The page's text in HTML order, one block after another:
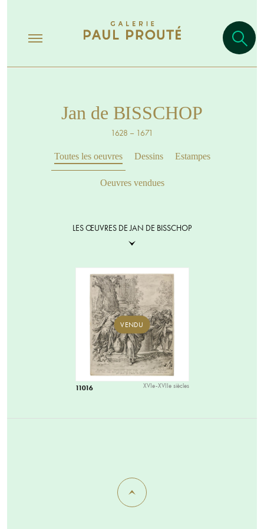
Jan de BISSCHOP
1628 – 1671
Toutes les oeuvres Dessins Estampes
Oeuvres vendues
LES ŒUVRES DE JAN DE BISSCHOP
VENDU
11016 XVIe-XVIIe siècles